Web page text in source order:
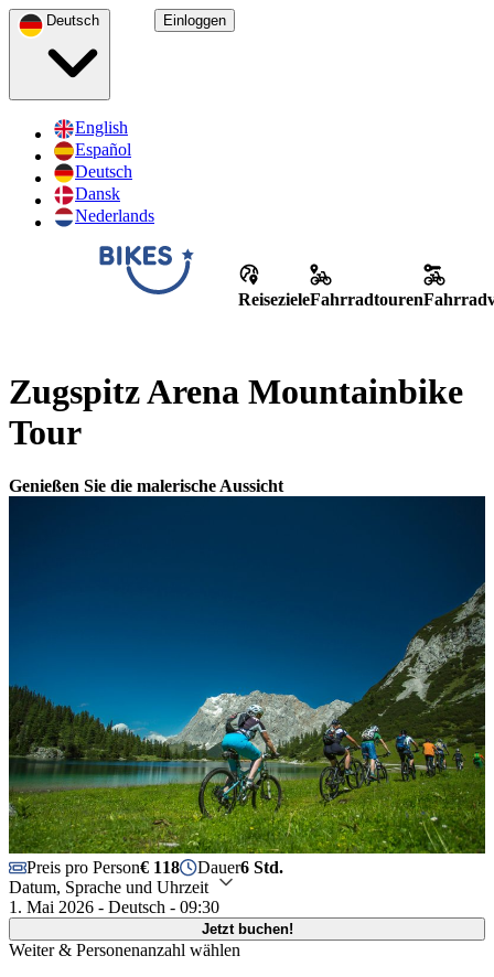
English
Español
Deutsch
Dansk
Nederlands
Einloggen
ReisezieleFahrradtouren
Zugspitz Arena Mountainbike
Tour
Genießen Sie die malerische Aussicht
Preis pro Person€ 118 Dauer6 Std.
Datum, Sprache und Uhrzeit
1. Mai 2026 - Deutsch - 09:30
Jetzt buchen!
Weiter & Personenanzahl wählen